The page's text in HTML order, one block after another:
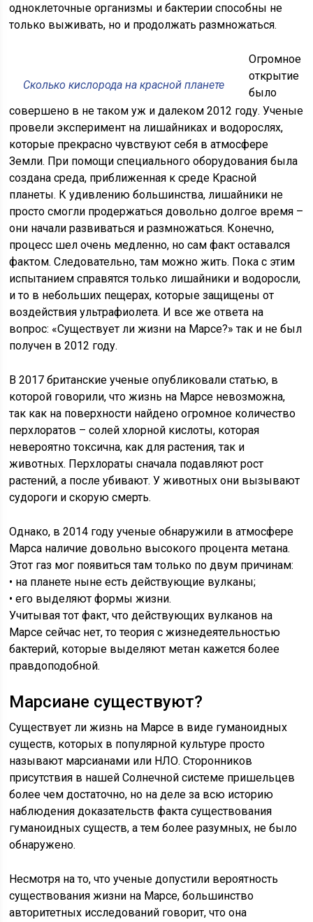
одноклеточные организмы и бактерии способны не
только выживать, но и продолжать размножаться.
Сколько кислорода на красной планете
Огромное
открытие
было
совершено в не таком уж и далеком 2012 году. Ученые
провели эксперимент на лишайниках и водорослях,
которые прекрасно чувствуют себя в атмосфере
Земли. При помощи специального оборудования была
создана среда, приближенная к среде Красной
планеты. К удивлению большинства, лишайники не
просто смогли продержаться довольно долгое время –
они начали развиваться и размножаться. Конечно,
процесс шел очень медленно, но сам факт оставался
фактом. Следовательно, там можно жить. Пока с этим
испытанием справятся только лишайники и водоросли,
и то в небольших пещерах, которые защищены от
воздействия ультрафиолета. И все же ответа на
вопрос: «Существует ли жизни на Марсе?» так и не был
получен в 2012 году.
В 2017 британские ученые опубликовали статью, в
которой говорили, что жизнь на Марсе невозможна,
так как на поверхности найдено огромное количество
перхлоратов – солей хлорной кислоты, которая
невероятно токсична, как для растения, так и
животных. Перхлораты сначала подавляют рост
растений, а после убивают. У животных они вызывают
судороги и скорую смерть.
Однако, в 2014 году ученые обнаружили в атмосфере
Марса наличие довольно высокого процента метана.
Этот газ мог появиться там только по двум причинам:
• на планете ныне есть действующие вулканы;
• его выделяют формы жизни.
Учитывая тот факт, что действующих вулканов на
Марсе сейчас нет, то теория с жизнедеятельностью
бактерий, которые выделяют метан кажется более
правдоподобной.
Марсиане существуют?
Существует ли жизнь на Марсе в виде гуманоидных
существ, которых в популярной культуре просто
называют марсианами или НЛО. Сторонников
присутствия в нашей Солнечной системе пришельцев
более чем достаточно, но на деле за всю историю
наблюдения доказательств факта существования
гуманоидных существ, а тем более разумных, не было
обнаружено.
Несмотря на то, что ученые допустили вероятность
существования жизни на Марсе, большинство
авторитетных исследований говорит, что она